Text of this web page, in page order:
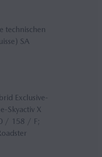
technischen
SA
Exclusive-
Skyactiv X
/ 158 / F;